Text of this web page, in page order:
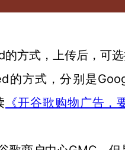
方式，上传后，可
的方式，分别是
《开谷歌购物广告，